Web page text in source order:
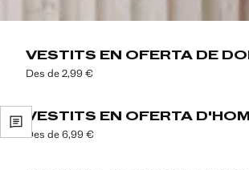
VESTITS EN OFERTA DE
Des de 2,99 €
VESTITS EN OFERTA
Des de 6,99 €